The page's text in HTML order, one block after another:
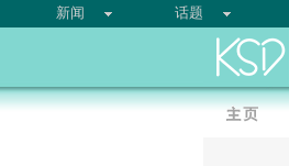
新闻 话题